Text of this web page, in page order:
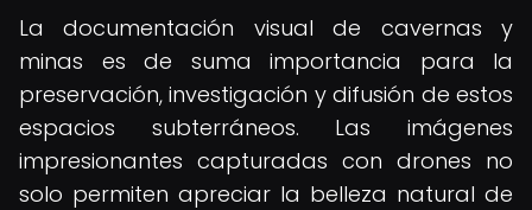
La documentación visual de cavernas y
minas es de suma importancia para la
preservación, investigación y difusión de estos
espacios subterráneos. Las imágenes
impresionantes capturadas con drones no
solo permiten apreciar la belleza natural de